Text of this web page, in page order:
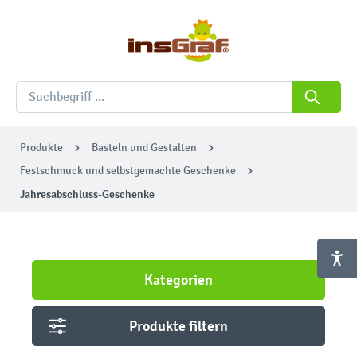
Produkte
Basteln und Gestalten
Festschmuck und selbstgemachte Geschenke
Jahresabschluss-Geschenke
Kategorien
Produkte filtern